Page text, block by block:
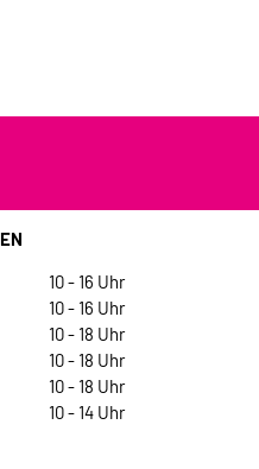
10 - 16 Uhr
10 - 16 Uhr
10 - 18 Uhr
10 - 18 Uhr
10 - 18 Uhr
10 - 14 Uhr